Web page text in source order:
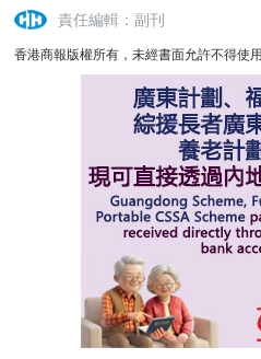
責任編輯：副刊
香港商報版權所有，未經書面允許不得使用